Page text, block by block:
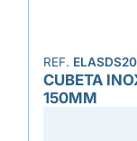
REF.
CUBETA
150MM